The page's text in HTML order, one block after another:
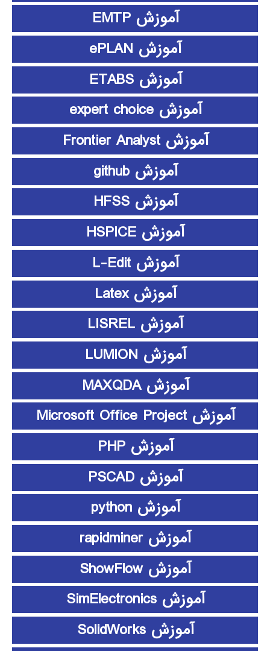
آموزش EMTP
آموزش ePLAN
آموزش ETABS
آموزش expert choice
آموزش Frontier Analyst
آموزش github
آموزش HFSS
آموزش HSPICE
آموزش L-Edit
آموزش Latex
آموزش LISREL
آموزش LUMION
آموزش MAXQDA
آموزش Microsoft Office Project
آموزش PHP
آموزش PSCAD
آموزش python
آموزش rapidminer
آموزش ShowFlow
آموزش SimElectronics
آموزش SolidWorks